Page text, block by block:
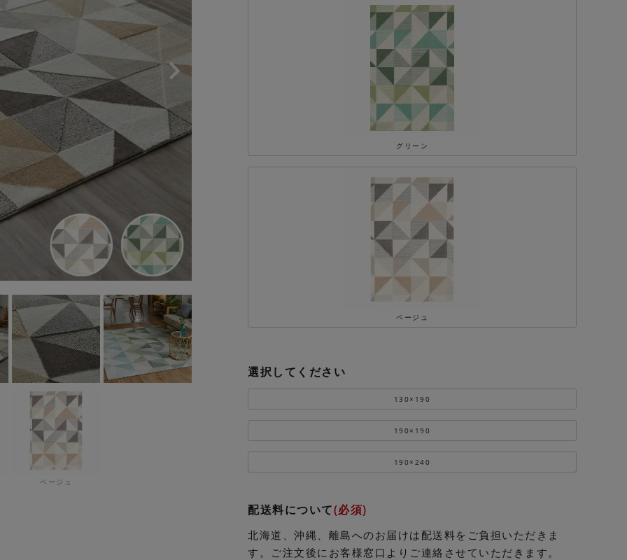
ベージュ
グリーン
ベージュ
選択してください
130×190
190×190
190×240
配送料について(必須)
北海道、沖縄、離島へのお届けは配送料をご負担いただきま
す。ご注文後にお客様窓口よりご連絡させていただきます。